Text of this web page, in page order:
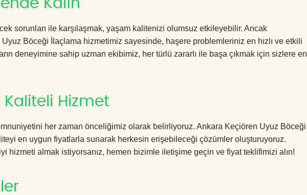
Kalın
sorunları ile karşılaşmak, yaşam kalitenizi olumsuz etkileyebilir. Ancak
Böceği İlaçlama hizmetimiz sayesinde, haşere problemleriniz en hızlı ve etkili
deneyimine sahip uzman ekibimiz, her türlü zararlı ile başa çıkmak için sizlere en
Hizmet
her zaman önceliğimiz olarak belirliyoruz. Ankara Keçiören Uyuz Böceği
en uygun fiyatlarla sunarak herkesin erişebileceği çözümler oluşturuyoruz.
hizmeti almak istiyorsanız, hemen bizimle iletişime geçin ve fiyat teklifimizi alın!